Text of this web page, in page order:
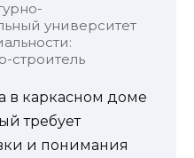
университет
строитель
в каркасном доме
требует
и понимания